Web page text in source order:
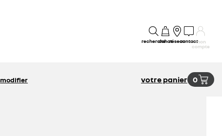
rechercheachatréseaucontactmon
compte
modifier votre panier 0